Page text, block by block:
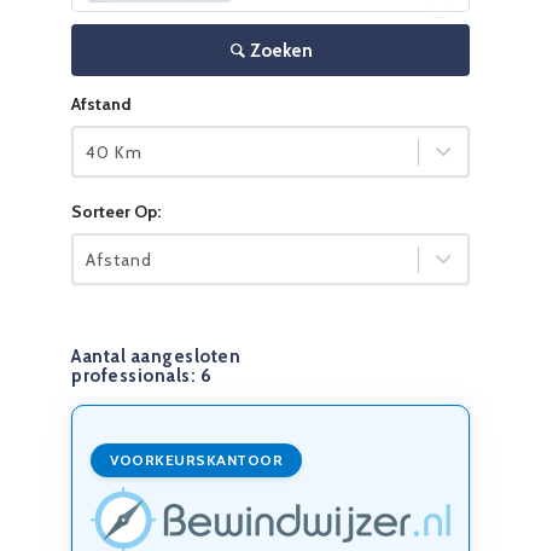
Zoeken
Afstand
40 Km
Sorteer Op:
Afstand
Aantal aangesloten
professionals: 6
VOORKEURSKANTOOR